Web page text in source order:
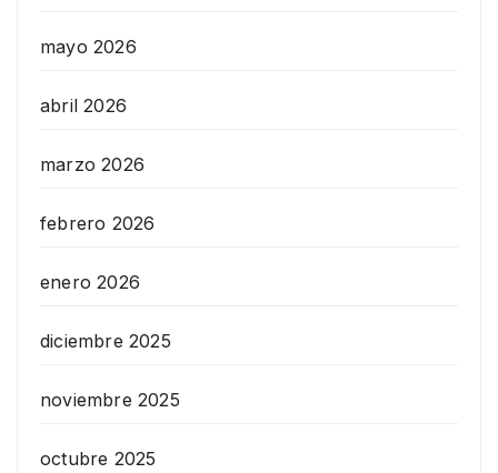
mayo 2026
abril 2026
marzo 2026
febrero 2026
enero 2026
diciembre 2025
noviembre 2025
octubre 2025